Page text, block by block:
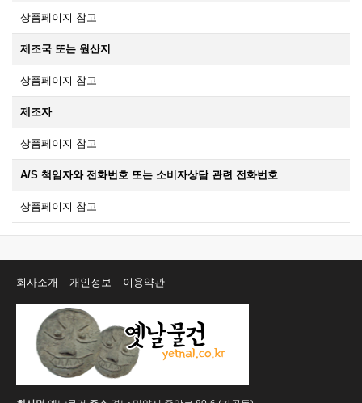
상품페이지 참고
제조국 또는 원산지
상품페이지 참고
제조자
상품페이지 참고
A/S 책임자와 전화번호 또는 소비자상담 관련 전화번호
상품페이지 참고
회사소개 개인정보 이용약관